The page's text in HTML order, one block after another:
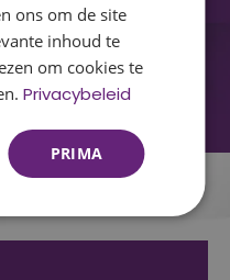
ons om de site
inhoud te
om cookies te
Privacybeleid
PRIMA